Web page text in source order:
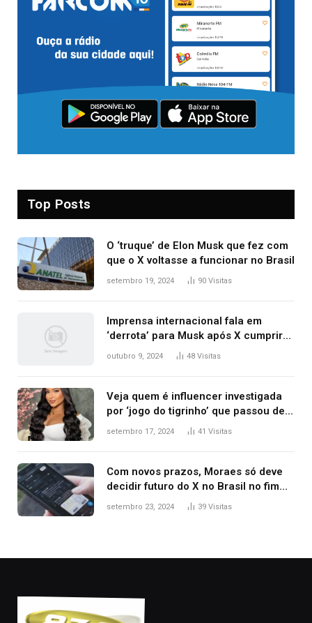
Top Posts
O ‘truque’ de Elon Musk que fez com
que o X voltasse a funcionar no Brasil
setembro 19, 2024 90 Visitas
Imprensa internacional fala em
‘derrota’ para Musk após X cumprir
ordens e ser liberado; veja
outubro 9, 2024 48 Visitas
Veja quem é influencer investigada
por ‘jogo do tigrinho’ que passou de
manicure a milionária com
setembro 17, 2024 41 Visitas
Com novos prazos, Moraes só deve
decidir futuro do X no Brasil no fim
desta semana; entenda
setembro 23, 2024 39 Visitas